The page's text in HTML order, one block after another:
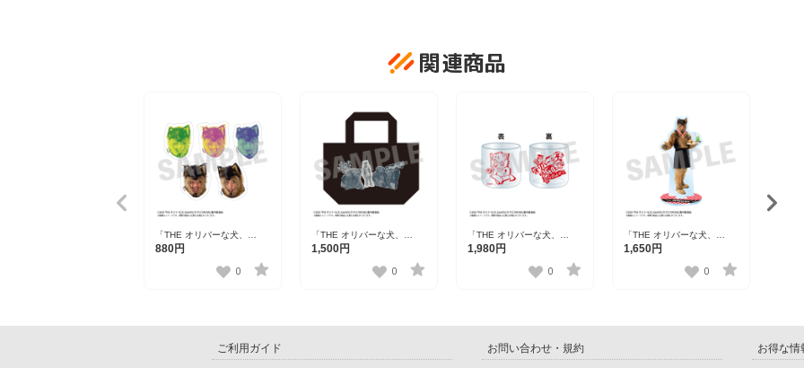
関連商品
「THE オリバーな犬、
（Gosh！！）このヤロウ
880円
0
「THE オリバーな犬、
（Gosh！！）このヤロウ
1,500円
0
「THE オリバーな犬、
（Gosh！！）このヤロウ
1,980円
0
「THE オリバーな犬、
（Gosh！！）このヤロウ
（diner ver.）【R1 2509】
1,650円
0
ご利用ガイド お問い合わせ・規約
お得な情